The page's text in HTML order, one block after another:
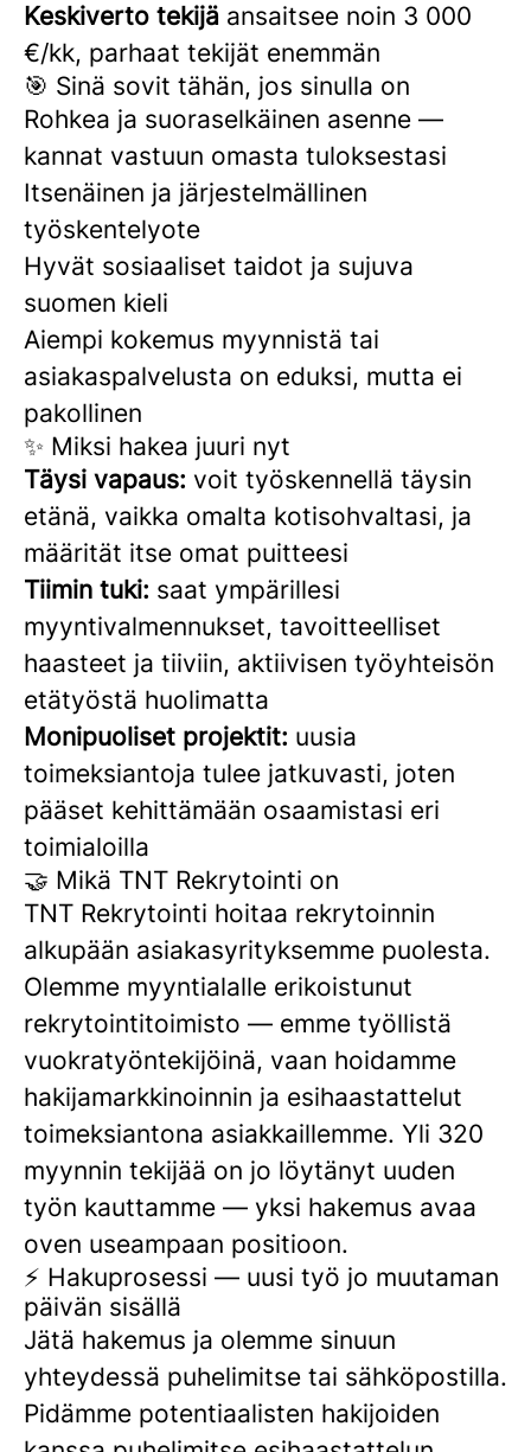
Keskiverto tekijä ansaitsee noin 3 000
€/kk, parhaat tekijät enemmän
🎯 Sinä sovit tähän, jos sinulla on
Rohkea ja suoraselkäinen asenne —
kannat vastuun omasta tuloksestasi
Itsenäinen ja järjestelmällinen
työskentelyote
Hyvät sosiaaliset taidot ja sujuva
suomen kieli
Aiempi kokemus myynnistä tai
asiakaspalvelusta on eduksi, mutta ei
pakollinen
✨ Miksi hakea juuri nyt
Täysi vapaus: voit työskennellä täysin
etänä, vaikka omalta kotisohvaltasi, ja
määrität itse omat puitteesi
Tiimin tuki: saat ympärillesi
myyntivalmennukset, tavoitteelliset
haasteet ja tiiviin, aktiivisen työyhteisön
etätyöstä huolimatta
Monipuoliset projektit: uusia
toimeksiantoja tulee jatkuvasti, joten
pääset kehittämään osaamistasi eri
toimialoilla
🤝 Mikä TNT Rekrytointi on
TNT Rekrytointi hoitaa rekrytoinnin
alkupään asiakasyrityksemme puolesta.
Olemme myyntialalle erikoistunut
rekrytointitoimisto — emme työllistä
vuokratyöntekijöinä, vaan hoidamme
hakijamarkkinoinnin ja esihaastattelut
toimeksiantona asiakkaillemme. Yli 320
myynnin tekijää on jo löytänyt uuden
työn kauttamme — yksi hakemus avaa
oven useampaan positioon.
⚡ Hakuprosessi — uusi työ jo muutaman
päivän sisällä
Jätä hakemus ja olemme sinuun
yhteydessä puhelimitse tai sähköpostilla.
Pidämme potentiaalisten hakijoiden